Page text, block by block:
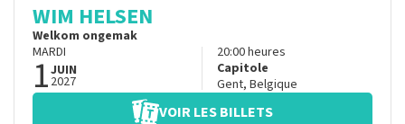
WIM HELSEN
Welkom ongemak
MARDI
1JUIN
2027
20:00heures
Capitole
Gent, Belgique
VOIR LES BILLETS